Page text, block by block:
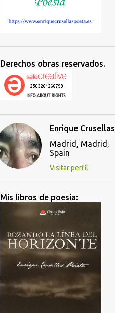
Derechos obras reservados.
Enrique Crusellas
Madrid, Madrid,
Spain
Visitar perfil
Mis libros de poesía: